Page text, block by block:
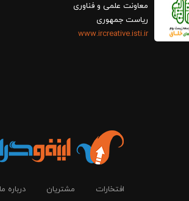
معاونت علمی و فناوری
ریاست جمهوری
www.ircreative.isti.ir
افتخارات مشتریان درباره ما